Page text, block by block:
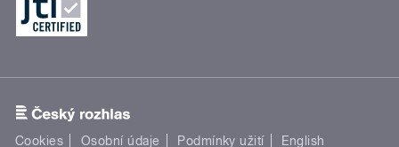
Cookies Osobní údaje Podmínky užití English